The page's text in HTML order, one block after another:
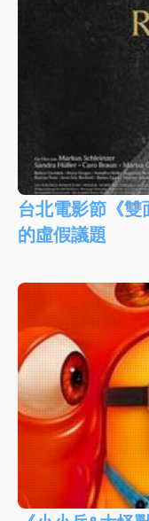
台北電影節《
的虛假議題